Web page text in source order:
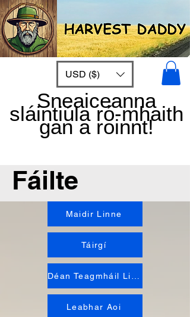
USD ($)
Sneaiceanna
sláintiúla ró-mhaith
gan a roinnt!
Fáilte
Maidir Linne
Táirgí
Leabhar Aoi